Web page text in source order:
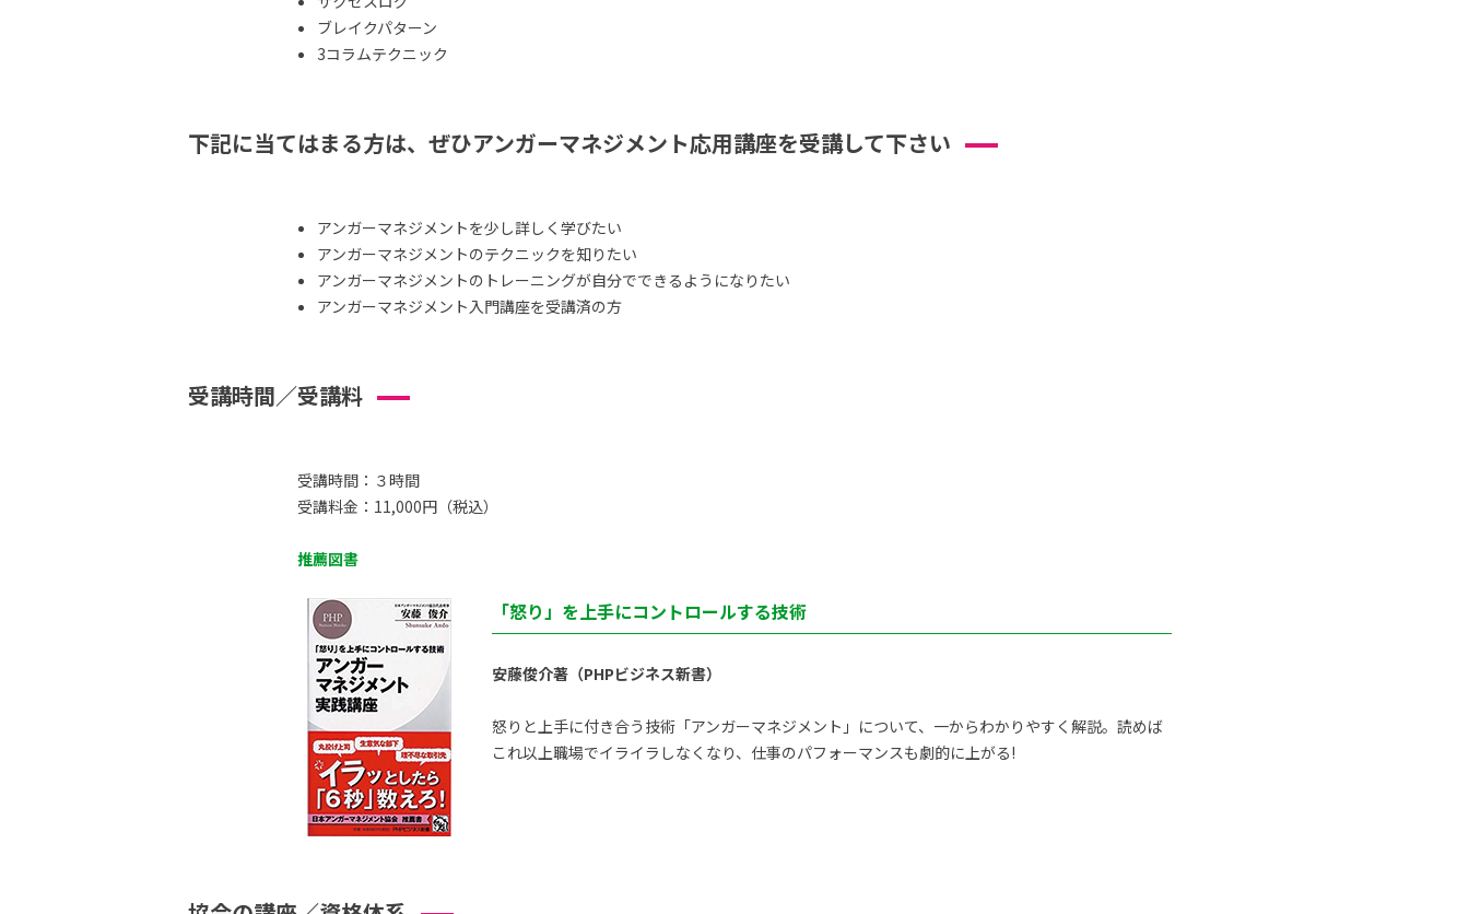
ブレイクパターン
3コラムテクニック
下記に当てはまる方は、ぜひアンガーマネジメント応用講座を受講して下さい
アンガーマネジメントを少し詳しく学びたい
アンガーマネジメントのテクニックを知りたい
アンガーマネジメントのトレーニングが自分でできるようになりたい
アンガーマネジメント入門講座を受講済の方
受講時間／受講料
受講時間：３時間
受講料金：11,000円（税込）
推薦図書
「怒り」を上手にコントロールする技術
安藤俊介著（PHPビジネス新書）
怒りと上手に付き合う技術「アンガーマネジメント」について、一からわかりやすく解説。読めば
これ以上職場でイライラしなくなり、仕事のパフォーマンスも劇的に上がる!